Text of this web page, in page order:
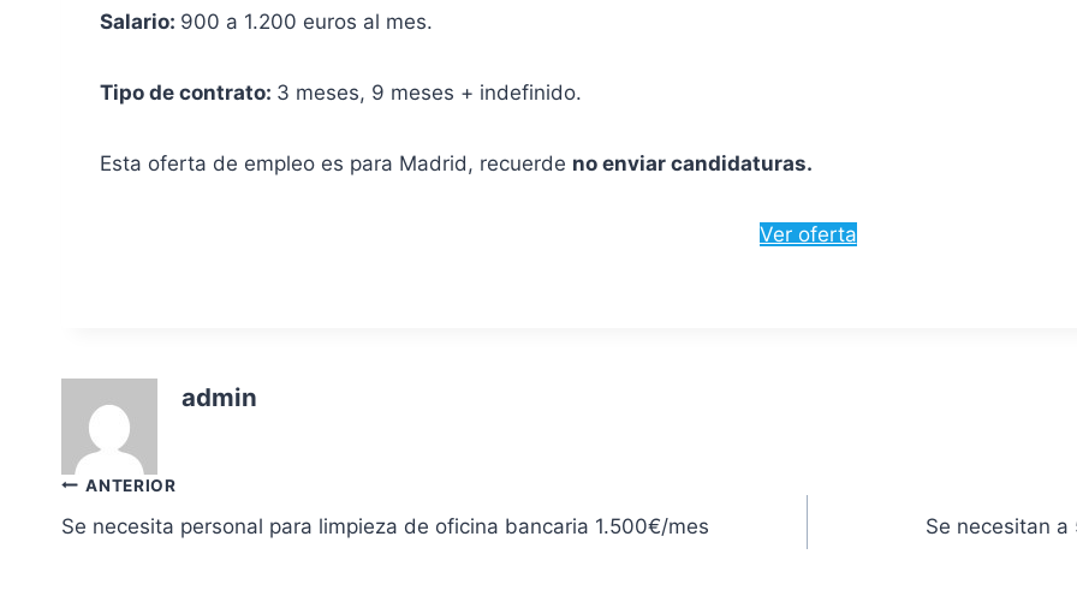
Salario: 900 a 1.200 euros al mes.
Tipo de contrato: 3 meses, 9 meses + indefinido.
Esta oferta de empleo es para Madrid, recuerde no enviar candidaturas.
Ver oferta
admin
Navegación
de
ANTERIOR
Se necesita personal para limpieza de oficina bancaria 1.500€/mes Se necesitan a